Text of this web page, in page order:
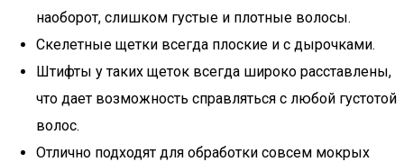
наоборот, слишком густые и плотные волосы.
Скелетные щетки всегда плоские и с дырочками.
Штифты у таких щеток всегда широко расставлены,
что дает возможность справляться с любой густотой
волос.
Отлично подходят для обработки совсем мокрых